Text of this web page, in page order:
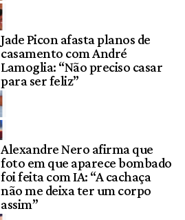
Jade Picon afasta planos de
casamento com André
Lamoglia: “Não preciso casar
para ser feliz”
Alexandre Nero afirma que
foto em que aparece bombado
foi feita com IA: “A cachaça
não me deixa ter um corpo
assim”